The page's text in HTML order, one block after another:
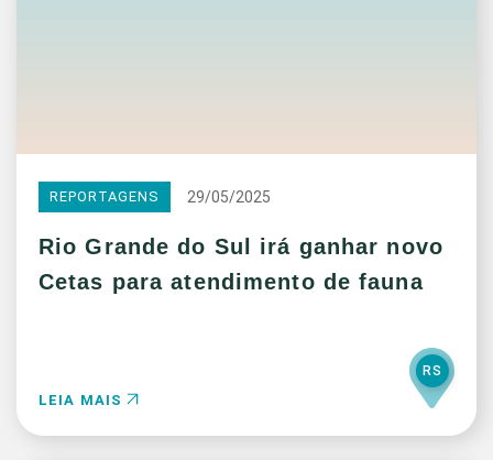
REPORTAGENS 29/05/2025
Rio Grande do Sul irá ganhar novo
Cetas para atendimento de fauna
LEIA MAIS
RS